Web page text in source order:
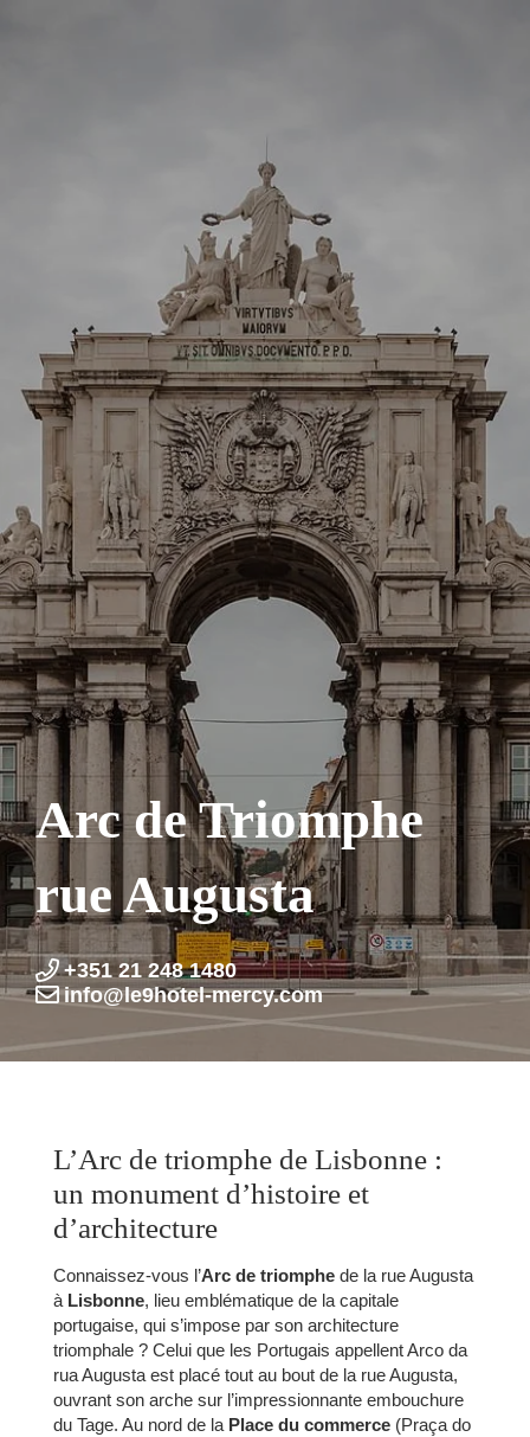
Arc de Triomphe
rue Augusta
+351 21 248 1480
info@le9hotel-mercy.com
L’Arc de triomphe de Lisbonne :
un monument d’histoire et
d’architecture
Connaissez-vous l’Arc de triomphe de la rue Augusta
à Lisbonne, lieu emblématique de la capitale
portugaise, qui s’impose par son architecture
triomphale ? Celui que les Portugais appellent Arco da
rua Augusta est placé tout au bout de la rue Augusta,
ouvrant son arche sur l’impressionnante embouchure
du Tage. Au nord de la Place du commerce (Praça do